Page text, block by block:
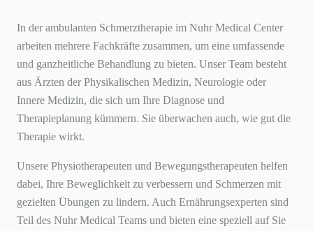
In der ambulanten Schmerztherapie im Nuhr Medical Center
arbeiten mehrere Fachkräfte zusammen, um eine umfassende
und ganzheitliche Behandlung zu bieten. Unser Team besteht
aus Ärzten der Physikalischen Medizin, Neurologie oder
Innere Medizin, die sich um Ihre Diagnose und
Therapieplanung kümmern. Sie überwachen auch, wie gut die
Therapie wirkt.
Unsere Physiotherapeuten und Bewegungstherapeuten helfen
dabei, Ihre Beweglichkeit zu verbessern und Schmerzen mit
gezielten Übungen zu lindern. Auch Ernährungsexperten sind
Teil des Nuhr Medical Teams und bieten eine speziell auf Sie